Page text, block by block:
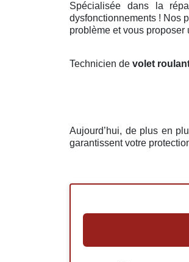
Spécialisée dans la
dysfonctionnements ! Nos
problème et vous
Technicien de volet
Aujourd’hui, de plus en
garantissent votre